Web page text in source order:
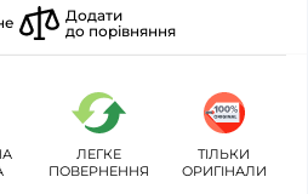
Додати
до порівняння
ЛЕГКЕ
ПОВЕРНЕННЯ
ТІЛЬКИ
ОРИГІНАЛИ